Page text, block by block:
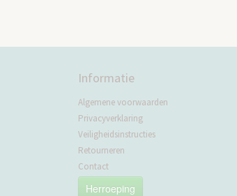
Informatie
Algemene voorwaarden
Privacyverklaring
Veiligheidsinstructies
Retourneren
Contact
Herroeping